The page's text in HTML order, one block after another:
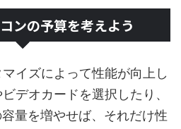
ンの予算を考えよう
イズによって性能が向上し
デオカードを選択したり、
量を増やせば、それだけ性